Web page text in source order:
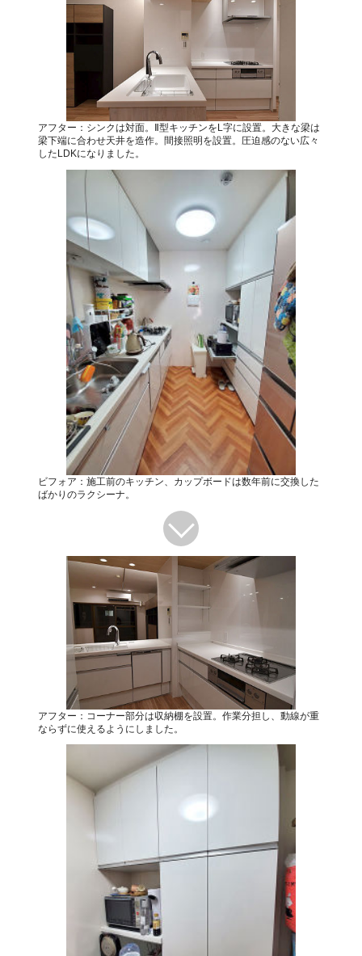
アフター：シンクは対面。Ⅱ型キッチンをL字に設置。大きな梁は
梁下端に合わせ天井を造作。間接照明を設置。圧迫感のない広々
したLDKになりました。
ビフォア：施工前のキッチン、カップボードは数年前に交換した
ばかりのラクシーナ。
アフター：コーナー部分は収納棚を設置。作業分担し、動線が重
ならずに使えるようにしました。